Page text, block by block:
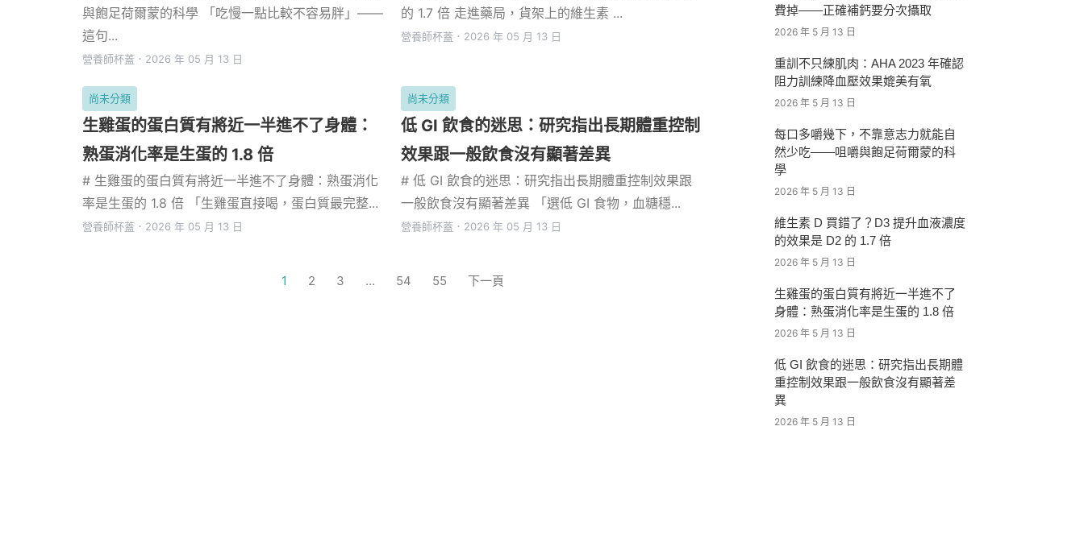
與飽足荷爾蒙的科學 「吃慢一點比較不容易胖」——
這句...
營養師杯蓋 ． 2026 年 05 月 13 日
的 1.7 倍 走進藥局，貨架上的維生素 ...
營養師杯蓋 ． 2026 年 05 月 13 日
尚未分類
生雞蛋的蛋白質有將近一半進不了身體：
熟蛋消化率是生蛋的 1.8 倍
# 生雞蛋的蛋白質有將近一半進不了身體：熟蛋消化
率是生蛋的 1.8 倍 「生雞蛋直接喝，蛋白質最完整...
營養師杯蓋 ． 2026 年 05 月 13 日
尚未分類
低 GI 飲食的迷思：研究指出長期體重控制
效果跟一般飲食沒有顯著差異
# 低 GI 飲食的迷思：研究指出長期體重控制效果跟
一般飲食沒有顯著差異 「選低 GI 食物，血糖穩...
營養師杯蓋 ． 2026 年 05 月 13 日
1 2 3 … 54 55 下一頁
費掉——正確補鈣要分次攝取
2026 年 5 月 13 日
重訓不只練肌肉：AHA 2023 年確認
阻力訓練降血壓效果媲美有氧
2026 年 5 月 13 日
每口多嚼幾下，不靠意志力就能自
然少吃——咀嚼與飽足荷爾蒙的科
學
2026 年 5 月 13 日
維生素 D 買錯了？D3 提升血液濃度
的效果是 D2 的 1.7 倍
2026 年 5 月 13 日
生雞蛋的蛋白質有將近一半進不了
身體：熟蛋消化率是生蛋的 1.8 倍
2026 年 5 月 13 日
低 GI 飲食的迷思：研究指出長期體
重控制效果跟一般飲食沒有顯著差
異
2026 年 5 月 13 日